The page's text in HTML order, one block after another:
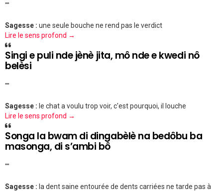
""
Sagesse : une seule bouche ne rend pas le verdict
Lire le sens profond →
Singi e puli nde jènè jita, mô nde e kwedi nô
belèsi
""
Sagesse : le chat a voulu trop voir, c'est pourquoi, il louche
Lire le sens profond →
Songa la bwam di dingabèlè na bedôbu ba
masonga, di s’ambi bô
""
Sagesse : la dent saine entourée de dents carriées ne tarde pas à